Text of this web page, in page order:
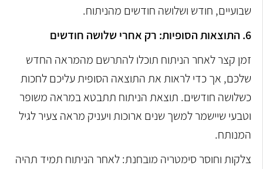
שבועיים, חודש ושלושה חודשים מהניתוח.
6. התוצאות הסופיות: רק אחרי שלושה חודשים
זמן קצר לאחר הניתוח תוכלו להתרשם מהמראה החדש
שלכם, אך כדי לראות את התוצאה הסופית עליכם לחכות
כשלושה חודשים. תוצאת הניתוח תתבטא במראה משופר
וטבעי שיישמר למשך שנים ארוכות ויעניק מראה צעיר לגיל
המנותח.
צלקות וחוסר סימטריה מובחנת: לאחר הניתוח תמיד תהיה